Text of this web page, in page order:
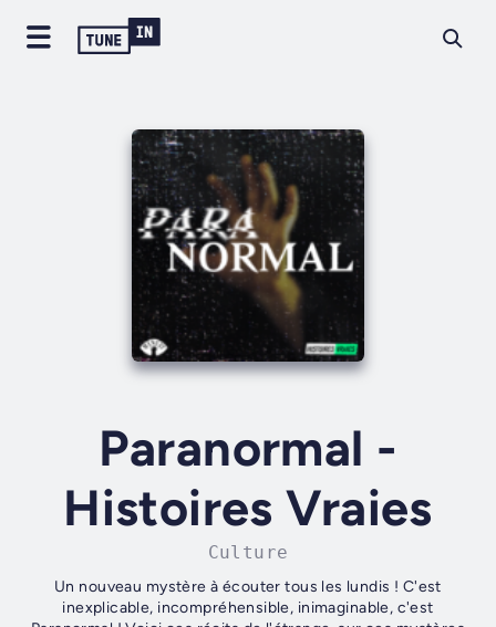
Paranormal -
Histoires Vraies
Culture
Un nouveau mystère à écouter tous les lundis ! C'est
inexplicable, incompréhensible, inimaginable, c'est